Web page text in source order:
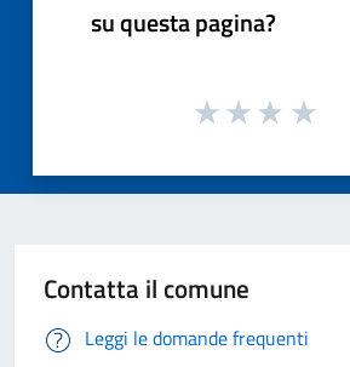
su questa pagina?
Contatta il comune
Leggi le domande frequenti